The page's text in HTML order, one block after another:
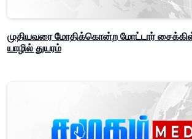
முதியவரை மோதிக்கொன்ற மோட்டார்
யாழில் துயரம்